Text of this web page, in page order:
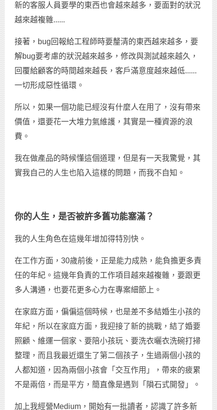
新的客服人員要學的東西也會越來越多，要面對的狀況
越來越複雜......
接著，bug回報給工程師時要釐清的東西越來越多，要
解bug要考慮的狀況越來越多，修改與測試越來越久，
回覆給顧客的時間越來越長，客戶滿意度越來越低......
一切形成惡性循環。
所以，如果一個功能已經沒有什麼人在用了，沒有帶來
價值，還要花一大堆力氣維護，其實是一種資源的浪
費。
我在做產品的時候懂這個道理，但是有一天我驚覺，其
實我自己的人生也陷入這樣的問題，而我不自知。
你的人生，是否被許多舊功能塞滿？
我的人生角色在這幾年增加得特別快。
在工作方面，30歲前後，正是能力成熟，能負擔更多責
任的年紀。這幾年負責的工作項目越來越複雜，要跟更
多人溝通，也要花更多心力在專案細節上。
在家庭方面，偏偏這個時候，也是差不多結婚生小孩的
年紀，所以在家庭方面，我迎接了新的挑戰，結了婚要
照顧、維運一個家、要陪小孩玩、要洗衣曬衣洗碗打掃
整理，而且我最近還生了第二個孩子，生過兩個小孩的
人都知道，因為兩個小孩會「交互作用」，帶來的疲累
不是兩倍，而是平方，簡直像是遇到「隕石式開發」。
加上我經營Medium，開始有一批讀者，認識了許多新